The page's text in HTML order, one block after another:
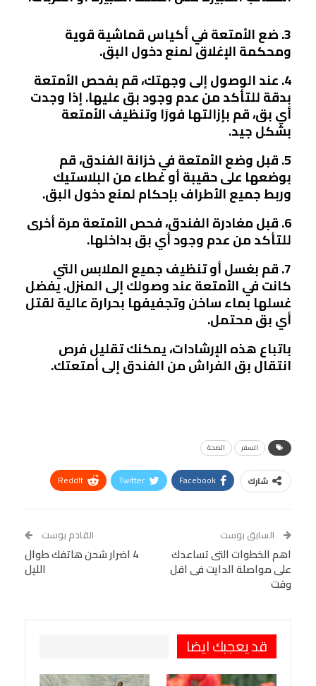
3. ضع الأمتعة في أكياس قماشية قوية
ومحكمة الإغلاق لمنع دخول البق.
4. عند الوصول إلى وجهتك، قم بفحص الأمتعة
بدقة للتأكد من عدم وجود بق عليها. إذا وجدت
أي بق، قم بإزالتها فورًا وتنظيف الأمتعة
بشكل جيد.
5. قبل وضع الأمتعة في خزانة الفندق، قم
بوضعها على حقيبة أو غطاء من البلاستيك
وربط جميع الأطراف بإحكام لمنع دخول البق.
6. قبل مغادرة الفندق، فحص الأمتعة مرة أخرى
للتأكد من عدم وجود أي بق بداخلها.
7. قم بغسل أو تنظيف جميع الملابس التي
كانت في الأمتعة عند وصولك إلى المنزل. يفضل
غسلها بماء ساخن وتجفيفها بحرارة عالية لقتل
أي بق محتمل.
باتباع هذه الإرشادات، يمكنك تقليل فرص
انتقال بق الفراش من الفندق إلى أمتعتك.
السفر الصحة
شارك Facebook
Twitter
ReddIt
Tumblr
البريد الإلكتروني
StumbleUpon
VK
Digg
LINE
السابق بوست
اهم الخطوات التى تساعدك
على مواصلة الدايت فى اقل
وقت
القادم بوست
4 اضرار شحن هاتفك طوال
الليل
قد يعجبك ايضا